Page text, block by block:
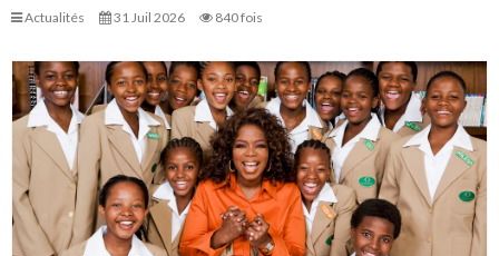
Actualités 31 Juil 2026 840 fois